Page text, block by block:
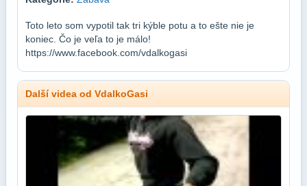
Toto leto som vypotil tak tri kýble potu a to ešte nie je
koniec. Čo je veľa to je málo!
https://www.facebook.com/vdalkogasi
Další videa od VdalkoGasi